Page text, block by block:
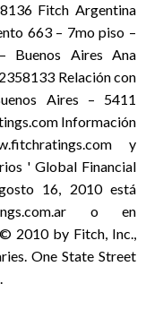
Fitch Argentina
663 – 7mo piso –
Buenos Aires Ana
Relación con
Aires – 5411
Información
y
' Global Financial
16, 2010 está
o en
2010 by Fitch, Inc.,
One State Street